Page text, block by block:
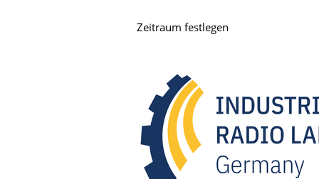
Zeitraum festlegen